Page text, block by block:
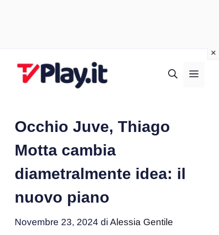
Occhio Juve, Thiago
Motta cambia
diametralmente idea: il
nuovo piano
Novembre 23, 2024 di Alessia Gentile